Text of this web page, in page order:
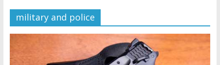
military and police